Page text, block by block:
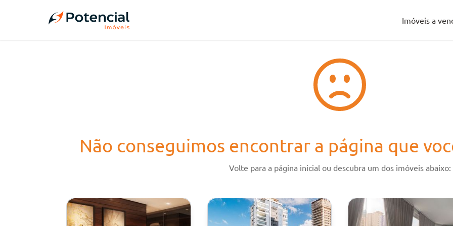
Imóveis a
Imóveis a
Não conseguimos encontrar a página que
Volte para a página inicial ou descubra um dos imóveis abaixo: